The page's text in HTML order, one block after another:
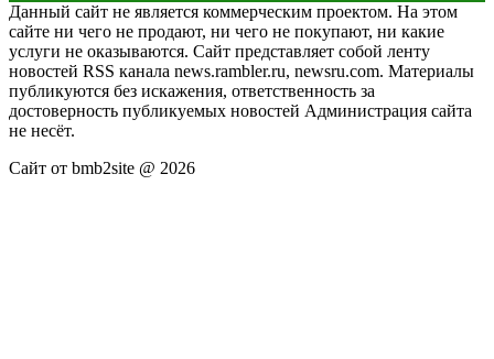
Данный сайт не является коммерческим проектом. На этом
сайте ни чего не продают, ни чего не покупают, ни какие
услуги не оказываются. Сайт представляет собой ленту
новостей RSS канала news.rambler.ru, newsru.com. Материалы
публикуются без искажения, ответственность за
достоверность публикуемых новостей Администрация сайта
не несёт.
Сайт от bmb2site @ 2026